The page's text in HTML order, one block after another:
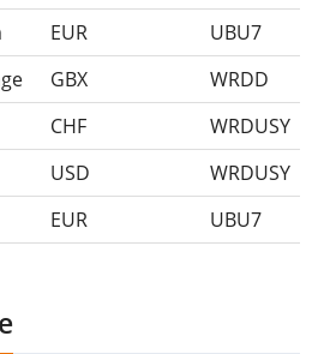
EUR
UBU7
GBX
WRDD
CHF
WRDUSY
USD
WRDUSY
EUR UBU7